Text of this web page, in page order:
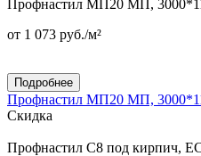
Профнастил МП20 МП,
от 1 073 руб./м²
Подробнее
Профнастил МП20 МП,
Скидка
Профнастил С8 под кирпич,